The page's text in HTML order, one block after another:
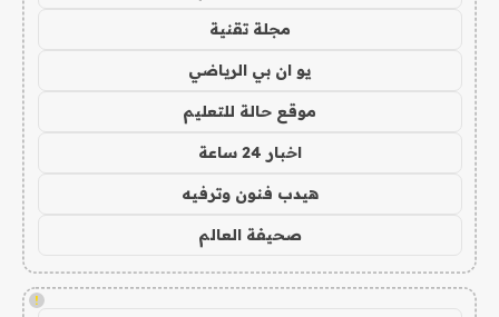
مجلة تقنية
يو ان بي الرياضي
موقع حالة للتعليم
اخبار 24 ساعة
هيدب فنون وترفيه
صحيفة العالم
!